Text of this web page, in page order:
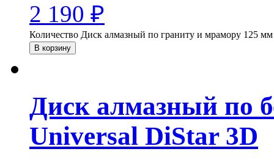
2 190 ₽
Количество Диск алмазный по граниту и мрамору 125
В корзину
Диск алмазный по
Universal DiStar 3D